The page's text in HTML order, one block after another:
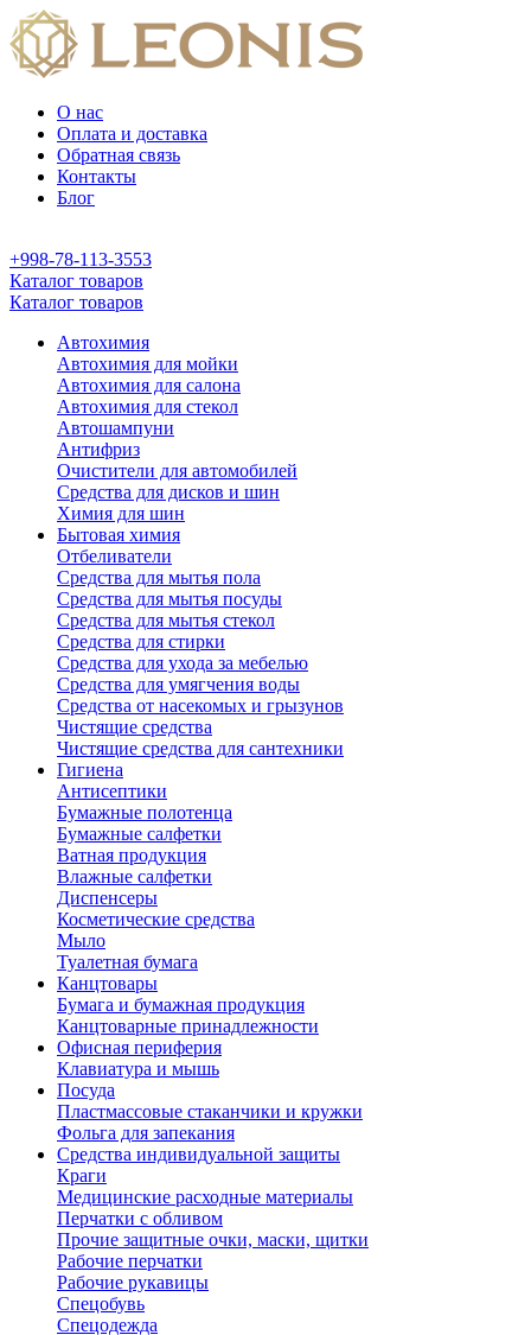
О нас
Оплата и доставка
Обратная связь
Контакты
Блог
+998-78-113-3553
Каталог товаров
Каталог товаров
Автохимия
Автохимия для мойки
Автохимия для салона
Автохимия для стекол
Автошампуни
Антифриз
Очистители для автомобилей
Средства для дисков и шин
Химия для шин
Бытовая химия
Отбеливатели
Средства для мытья пола
Средства для мытья посуды
Средства для мытья стекол
Средства для стирки
Средства для ухода за мебелью
Средства для умягчения воды
Средства от насекомых и грызунов
Чистящие средства
Чистящие средства для сантехники
Гигиена
Антисептики
Бумажные полотенца
Бумажные салфетки
Ватная продукция
Влажные салфетки
Диспенсеры
Косметические средства
Мыло
Туалетная бумага
Канцтовары
Бумага и бумажная продукция
Канцтоварные принадлежности
Офисная периферия
Клавиатура и мышь
Посуда
Пластмассовые стаканчики и кружки
Фольга для запекания
Средства индивидуальной защиты
Краги
Медицинские расходные материалы
Перчатки с обливом
Прочие защитные очки, маски, щитки
Рабочие перчатки
Рабочие рукавицы
Спецобувь
Спецодежда